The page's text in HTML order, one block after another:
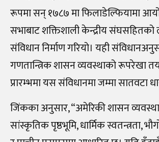
रूपमा सन् १७८७ मा फिलाडेल्फियामा
सभाबाट शक्तिशाली केन्द्रीय संघसहितको
संविधान निर्माण गरियो। यही
गणतान्त्रिक शासन व्यवस्थाको रूपरेखा
प्रारम्भमा यस संविधानमा जम्मा सातवटा
जिंकका अनुसार, “अमेरिकी शासन
सांस्कृतिक पृष्ठभूमि, धार्मिक स्वतन्त्रता,